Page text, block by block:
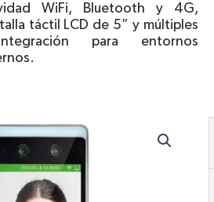
WiFi, Bluetooth y 4G,
táctil LCD de 5” y múltiples
para entornos